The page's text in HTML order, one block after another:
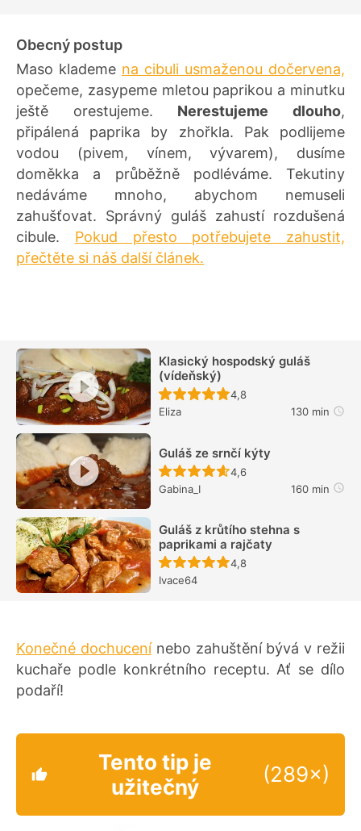
Obecný postup
Maso klademe na cibuli usmaženou dočervena,
opečeme, zasypeme mletou paprikou a minutku
ještě orestujeme. Nerestujeme dlouho,
připálená paprika by zhořkla. Pak podlijeme
vodou (pivem, vínem, vývarem), dusíme
doměkka a průběžně podléváme. Tekutiny
nedáváme mnoho, abychom nemuseli
zahušťovat. Správný guláš zahustí rozdušená
cibule. Pokud přesto potřebujete zahustit,
přečtěte si náš další článek.
Klasický hospodský guláš
(vídeňský)
Recept ještě nebyl
4,8
Eliza
130 min
Guláš ze srnčí kýty
Recept ještě nebyl
4,6
Gabina_I
160 min
Guláš z krůtího stehna s
paprikami a rajčaty
Recept ještě nebyl
4,8
Ivace64
Konečné dochucenínebo zahuštění bývá v režii
kuchaře podle konkrétního receptu. Ať se dílo
podaří!
Tento tip je
užitečný
(289×)